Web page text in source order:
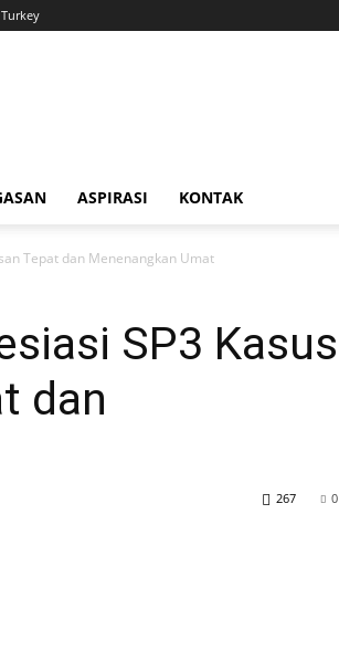
Turkey
ASPIRASI KONTAK
Tepat dan Menenangkan Umat
SP3 Kasus
dan
0
267